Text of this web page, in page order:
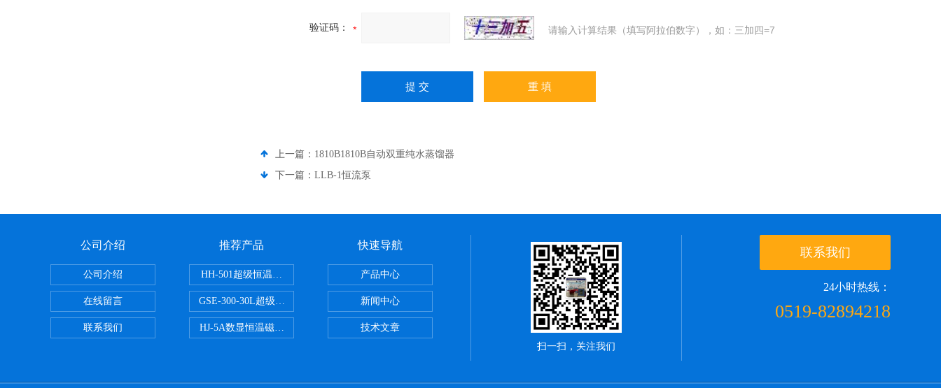
验证码： 请输入计算结果（填写阿拉伯数字），如：三加四=7
上一篇： 1810B1810B自动双重纯水蒸馏器
下一篇： LLB-1恒流泵
公司介绍
公司介绍
在线留言
联系我们
推荐产品
HH-501超级恒温水浴
GSE-300-30L超级循环恒温油浴锅
HJ-5A数显恒温磁力搅拌器
快速导航
产品中心
新闻中心
技术文章
扫一扫，关注我们
联系我们
24小时热线：
0519-82894218